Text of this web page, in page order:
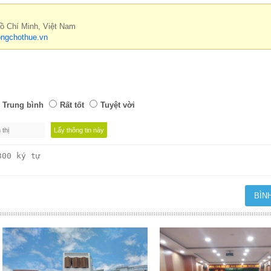
Chí Minh, Việt Nam
Trung bình Rất tốt Tuyệt vời